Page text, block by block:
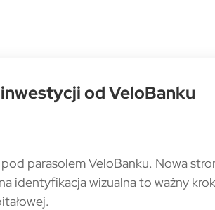
od VeloBanku
parasolem VeloBanku. Nowa
identyfikacja wizualna to ważny krok